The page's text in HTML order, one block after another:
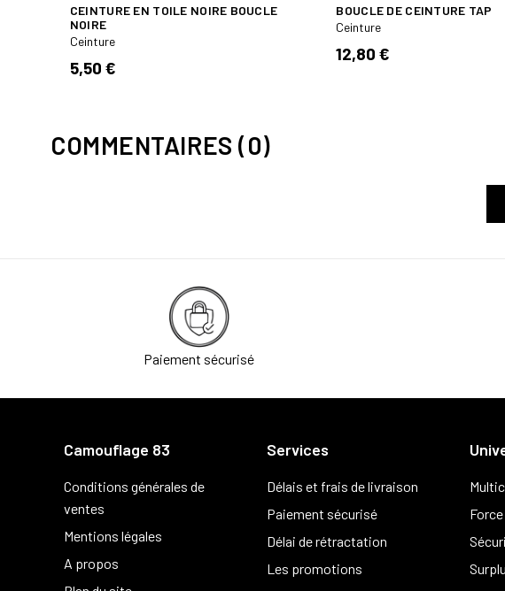
CEINTURE EN TOILE NOIRE BOUCLE
NOIRE
Ceinture
5,50 €
BOUCLE DE CEINTURE TAP
Ceinture
12,80 €
COMMENTAIRES (0)
Paiement sécurisé
Camouflage 83
Conditions générales de
ventes
Mentions légales
A propos
Services
Délais et frais de livraison
Paiement sécurisé
Délai de rétractation
Les promotions